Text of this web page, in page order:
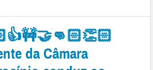
da Câmara